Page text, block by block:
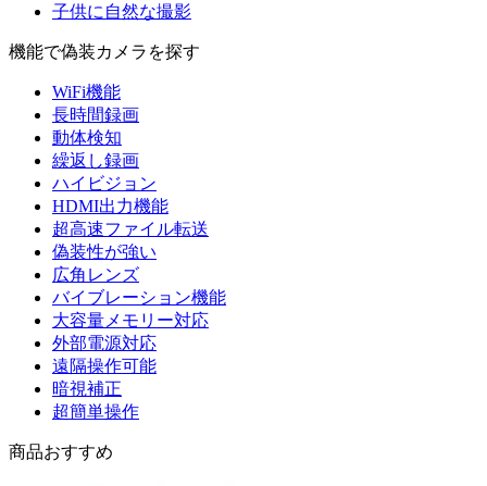
子供に自然な撮影
機能で偽装カメラを探す
WiFi機能
長時間録画
動体検知
繰返し録画
ハイビジョン
HDMI出力機能
超高速ファイル転送
偽装性が強い
広角レンズ
バイブレーション機能
大容量メモリー対応
外部電源対応
遠隔操作可能
暗視補正
超簡単操作
商品おすすめ